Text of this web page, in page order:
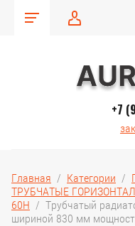
+7
Главная
  /
Категории
  /
ТРУБЧАТЫЕ
60H
/  Трубчатый
шириной 830 мм